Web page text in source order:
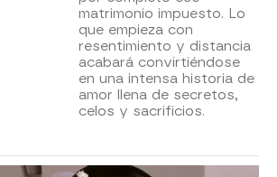
matrimonio impuesto. Lo
que empieza con
resentimiento y distancia
acabará convirtiéndose
en una intensa historia de
amor llena de secretos,
celos y sacrificios.